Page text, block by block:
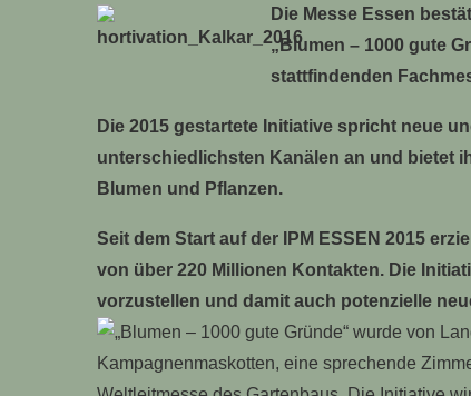
Die Messe Essen
„Blumen – 1000 gute
stattfindenden
Die 2015 gestartete Initiative spricht neue
unterschiedlichsten Kanälen an und bietet
Blumen und Pflanzen.
Seit dem Start auf der IPM ESSEN 2015
von über 220 Millionen Kontakten. Die
vorzustellen und damit auch potenzielle